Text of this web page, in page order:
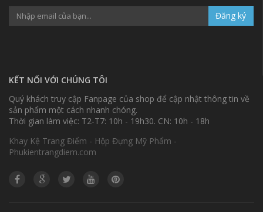
Đăng ký
KẾT NỐI VỚI CHÚNG TÔI
Quý khách truy cập Fanpage của shop để cập nhật thông tin về
sản phẩm một cách nhanh chóng.
Thời gian làm việc: T2-T7: 10h - 19h30. CN: 10h - 18h
Khay Kệ Trang Điểm - Hộp Đựng Mỹ Phẩm -
Phukientrangdiem.com